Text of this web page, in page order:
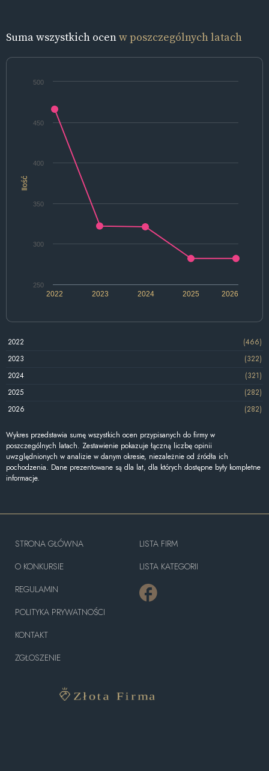
Suma wszystkich ocenw poszczególnych latach
Ilość
2022 2024 2026
2023 2025
250
300
350
400
450
500
2022
(466)
2023
(322)
2024
(321)
2025
(282)
2026
(282)
Wykres przedstawia sumę wszystkich ocen przypisanych do firmy w
poszczególnych latach. Zestawienie pokazuje łączną liczbę opinii
uwzględnionych w analizie w danym okresie, niezależnie od źródła ich
pochodzenia. Dane prezentowane są dla lat, dla których dostępne były kompletne
informacje.
STRONA GŁÓWNA
O KONKURSIE
REGULAMIN
POLITYKA PRYWATNOŚCI
KONTAKT
ZGŁOSZENIE
LISTA FIRM
LISTA KATEGORII